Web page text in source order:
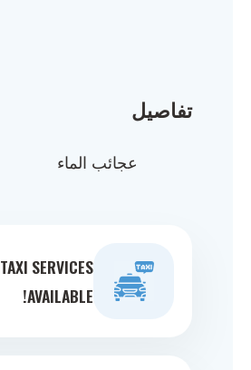
تفاصيل
عجائب الماء
TAXI SERVICES
AVAILABLE!